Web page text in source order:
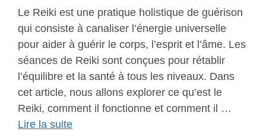
Le Reiki est une pratique holistique de guérison
qui consiste à canaliser l’énergie universelle
pour aider à guérir le corps, l’esprit et l’âme. Les
séances de Reiki sont conçues pour rétablir
l’équilibre et la santé à tous les niveaux. Dans
cet article, nous allons explorer ce qu’est le
Reiki, comment il fonctionne et comment il …
Lire la suite